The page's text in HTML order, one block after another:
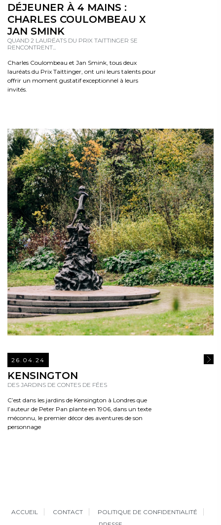
DÉJEUNER À 4 MAINS :
CHARLES COULOMBEAU X
JAN SMINK
QUAND 2 LAURÉATS DU PRIX TAITTINGER SE
RENCONTRENT...
Charles Coulombeau et Jan Smink, tous deux
lauréats du Prix Taittinger, ont uni leurs talents pour
offrir un moment gustatif exceptionnel à leurs
invités.
26.04.24
KENSINGTON
DES JARDINS DE CONTES DE FÉES
C’est dans les jardins de Kensington à Londres que
l’auteur de Peter Pan plante en 1906, dans un texte
méconnu, le premier décor des aventures de son
personnage
ACCUEIL CONTACT
POLITIQUE DE CONFIDENTIALITÉ